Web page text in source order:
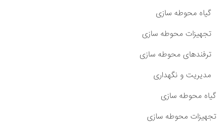
گیاه محوطه سازی
تجهیزات محوطه سازی
ترفندهای محوطه سازی
مدیریت و نگهداری
گیاه محوطه سازی
تجهیزات محوطه سازی